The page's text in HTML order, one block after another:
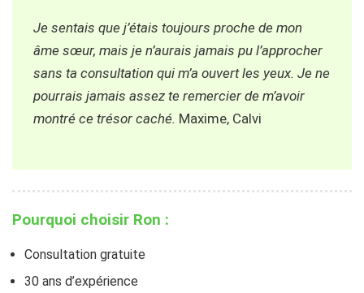
Je sentais que j’étais toujours proche de mon
âme sœur, mais je n’aurais jamais pu l’approcher
sans ta consultation qui m’a ouvert les yeux. Je ne
pourrais jamais assez te remercier de m’avoir
montré ce trésor caché. Maxime, Calvi
Pourquoi choisir Ron :
Consultation gratuite
30 ans d’expérience